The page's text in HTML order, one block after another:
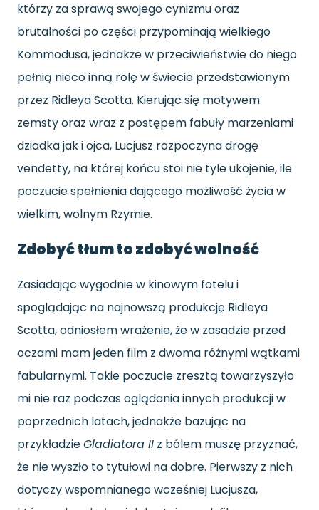
którzy za sprawą swojego cynizmu oraz
brutalności po części przypominają wielkiego
Kommodusa, jednakże w przeciwieństwie do niego
pełnią nieco inną rolę w świecie przedstawionym
przez Ridleya Scotta. Kierując się motywem
zemsty oraz wraz z postępem fabuły marzeniami
dziadka jak i ojca, Lucjusz rozpoczyna drogę
vendetty, na której końcu stoi nie tyle ukojenie, ile
poczucie spełnienia dającego możliwość życia w
wielkim, wolnym Rzymie.
Zdobyć tłum to zdobyć wolność
Zasiadając wygodnie w kinowym fotelu i
spoglądając na najnowszą produkcję Ridleya
Scotta, odniosłem wrażenie, że w zasadzie przed
oczami mam jeden film z dwoma różnymi wątkami
fabularnymi. Takie poczucie zresztą towarzyszyło
mi nie raz podczas oglądania innych produkcji w
poprzednich latach, jednakże bazując na
przykładzieGladiatora II z bólem muszę przyznać,
że nie wyszło to tytułowi na dobre. Pierwszy z nich
dotyczy wspomnianego wcześniej Lucjusza,